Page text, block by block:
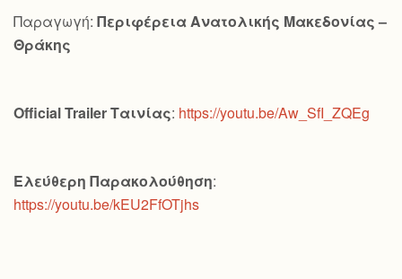
Παραγωγή: Περιφέρεια Ανατολικής Μακεδονίας –
Θράκης
OfficialTrailerΤαινίας: https://youtu.be/Aw_SfI_ZQEg
Ελεύθερη Παρακολούθηση:
https://youtu.be/kEU2FfOTjhs